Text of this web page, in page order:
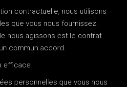
contractuelle, nous utilisons
que vous nous fournissez.
nous agissons est le contrat
commun accord.
efficace
personnelles que vous nous